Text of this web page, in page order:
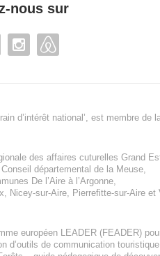
nous sur
d’intérêt national’, est membre de
des affaires cuturelles Grand
Conseil départemental de la Meuse,
De l’Aire à l’Argonne,
, Nicey-sur-Aire, Pierrefitte-sur-Aireet
européen LEADER (FEADER)
d’outils de communication